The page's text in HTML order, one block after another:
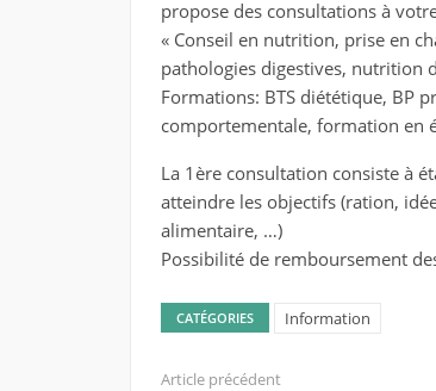
propose des consultations à
« Conseil en nutrition, prise en
pathologies digestives, nutrition
Formations: BTS diététique, BP
comportementale, formation en
La 1ère consultation consiste à
atteindre les objectifs (ration,
alimentaire, …)
Possibilité de remboursement
CATÉGORIES Information
Article précédent